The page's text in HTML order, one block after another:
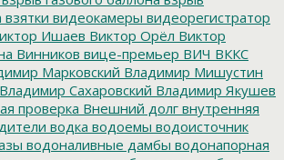
взятки видеокамеры видеорегистратор
Ишаев Виктор Орёл Виктор
Винников вице-премьер ВИЧ ВККС
Марковский Владимир Мишустин
Владимир Сахаровский Владимир Якушев
проверка Внешний долг внутренняя
водка водоемы водоисточник
водоналивные дамбы водонапорная